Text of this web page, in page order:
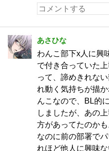
あさひな
わんこ部下x人に興
で付き合っていた
って、諦めきれな
れ動く気持ちが描
んこなので、BL的
しましたが、あの
方があってたのか
なのに前の部署で
れほど他人に興味